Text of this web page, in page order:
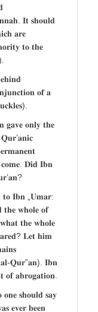
𝐈𝐭 𝐬𝐡𝐨𝐮𝐥𝐝
𝐚𝐫𝐞
𝐭𝐨 𝐭𝐡𝐞
𝐨𝐟 𝐚
𝐠𝐚𝐯𝐞 𝐨𝐧𝐥𝐲 𝐭𝐡𝐞
𝐜𝐨𝐦𝐞. 𝐃𝐢𝐝 𝐈𝐛𝐧
𝐭𝐨 𝐈𝐛𝐧 „𝐔𝐦𝐚𝐫:
𝐭𝐡𝐞 𝐰𝐡𝐨𝐥𝐞 𝐨𝐟
𝐭𝐡𝐞 𝐰𝐡𝐨𝐥𝐞
𝐋𝐞𝐭 𝐡𝐢𝐦
𝐐𝐮𝐫‟𝐚𝐧). 𝐈𝐛𝐧
𝐨𝐟 𝐚𝐛𝐫𝐨𝐠𝐚𝐭𝐢𝐨𝐧.
𝐨𝐧𝐞 𝐬𝐡𝐨𝐮𝐥𝐝 𝐬𝐚𝐲
𝐞𝐯𝐞𝐫 𝐛𝐞𝐞𝐧